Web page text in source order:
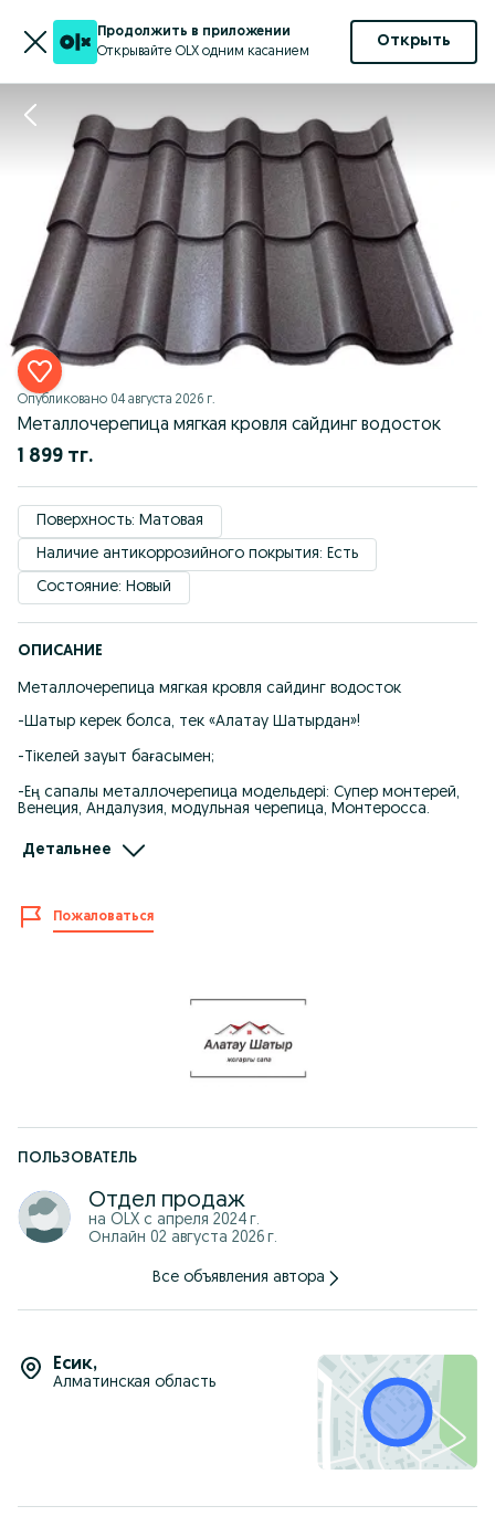
Продолжить в приложении
Открывайте OLX одним касанием
Открыть
Опубликовано 04 августа 2026 г.
Металлочерепица мягкая кровля сайдинг водосток
1 899 тг.
Поверхность: Матовая
Наличие антикоррозийного покрытия: Есть
Состояние: Новый
ОПИСАНИЕ
Металлочерепица мягкая кровля сайдинг водосток
-Шатыр керек болса, тек «Алатау Шатырдан»!
-Тікелей зауыт бағасымен;
-Ең сапалы металлочерепица модельдері: Супер монтерей,
Венеция, Андалузия, модульная черепица, Монтеросса.
-Сайдинг, суағарлар, фасад понельдері, профлисттер т.б.
-Жылдам қызмет көрсету, уақытылы жеткізу;
-Kaspi Red / Kaspi рассрочка бар
-Жылдам есебін шығару, өлшеу, жеткізу қызметі.
Детальнее
Пожаловаться
ПОЛЬЗОВАТЕЛЬ
Отдел продаж
на OLX с апреля 2024 г.
Онлайн 02 августа 2026 г.
Все объявления автора
Есик,
Алматинская область